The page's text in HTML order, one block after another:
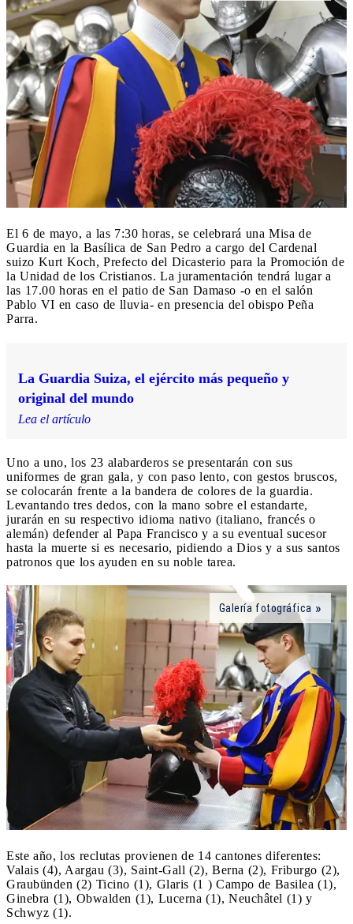
El 6 de mayo, a las 7:30 horas, se celebrará una Misa de
Guardia en la Basílica de San Pedro a cargo del Cardenal
suizo Kurt Koch, Prefecto del Dicasterio para la Promoción de
la Unidad de los Cristianos. La juramentación tendrá lugar a
las 17.00 horas en el patio de San Damaso -o en el salón
Pablo VI en caso de lluvia- en presencia del obispo Peña
Parra.
La Guardia Suiza, el ejército más pequeño y
original del mundo
Lea el artículo
Uno a uno, los 23 alabarderos se presentarán con sus
uniformes de gran gala, y con paso lento, con gestos bruscos,
se colocarán frente a la bandera de colores de la guardia.
Levantando tres dedos, con la mano sobre el estandarte,
jurarán en su respectivo idioma nativo (italiano, francés o
alemán) defender al Papa Francisco y a su eventual sucesor
hasta la muerte si es necesario, pidiendo a Dios y a sus santos
patronos que los ayuden en su noble tarea.
Galería fotográfica
Este año, los reclutas provienen de 14 cantones diferentes:
Valais (4), Aargau (3), Saint-Gall (2), Berna (2), Friburgo (2),
Graubünden (2) Ticino (1), Glaris (1 ) Campo de Basilea (1),
Ginebra (1), Obwalden (1), Lucerna (1), Neuchâtel (1) y
Schwyz (1).